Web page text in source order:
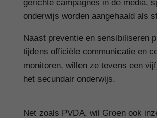
gerichte campagnes in de media,
onderwijs worden aangehaald als
Naast preventie en sensibiliseren
tijdens officiële communicatie en
monitoren, willen ze tevens een
het secundair onderwijs.
Net zoals PVDA, wil Groen ook